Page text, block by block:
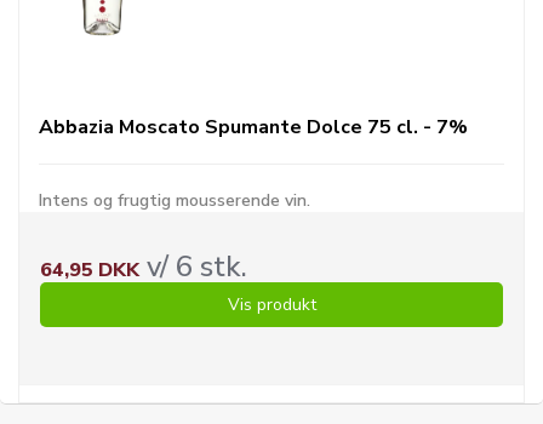
Abbazia Moscato Spumante Dolce 75 cl. - 7%
Intens og frugtig mousserende vin.
64,95 DKKv/ 6 stk.
Vis produkt